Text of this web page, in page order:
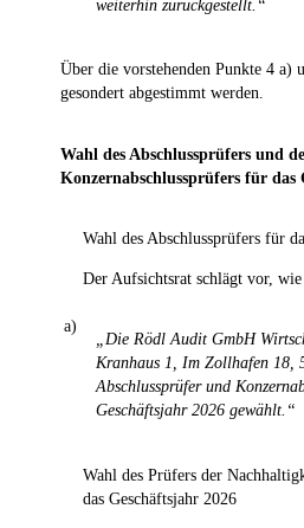
weiterhin zurückgestellt.“
Über die vorstehenden Punkte 4 a)
gesondert abgestimmt werden.
Wahl des Abschlussprüfers und
Konzernabschlussprüfers für das
a)
Wahl des Abschlussprüfers für
Der Aufsichtsrat schlägt vor,
„Die Rödl Audit GmbH
Kranhaus 1, Im Zollhafen 18,
Abschlussprüfer und
Geschäftsjahr 2026 gewählt.“
Wahl des Prüfers der
das Geschäftsjahr 2026